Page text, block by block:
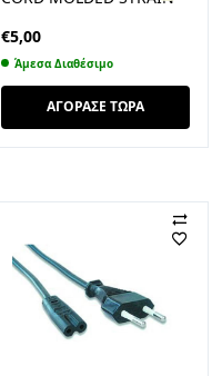
10M
€5,00
Άμεσα Διαθέσιμο
ΑΓΟΡΑΣΕ ΤΩΡΑ